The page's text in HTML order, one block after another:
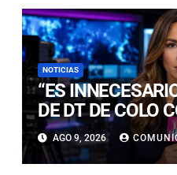
NOTICIAS
“ES
DE DT DE COLO
TRAS GANAR
ANTE LA U
AGO 9, 2026